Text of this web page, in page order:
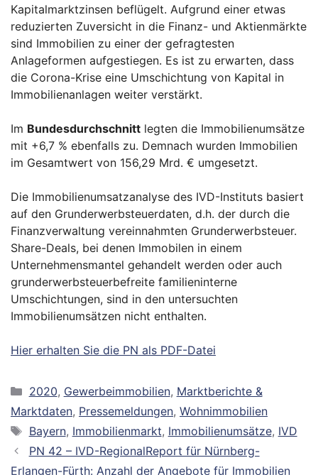
Kapitalmarktzinsen beflügelt. Aufgrund einer etwas
reduzierten Zuversicht in die Finanz- und Aktienmärkte
sind Immobilien zu einer der gefragtesten
Anlageformen aufgestiegen. Es ist zu erwarten, dass
die Corona-Krise eine Umschichtung von Kapital in
Immobilienanlagen weiter verstärkt.
Im Bundesdurchschnitt legten die Immobilienumsätze
mit +6,7 % ebenfalls zu. Demnach wurden Immobilien
im Gesamtwert von 156,29 Mrd. € umgesetzt.
Die Immobilienumsatzanalyse des IVD-Instituts basiert
auf den Grunderwerbsteuerdaten, d.h. der durch die
Finanzverwaltung vereinnahmten Grunderwerbsteuer.
Share-Deals, bei denen Immobilen in einem
Unternehmensmantel gehandelt werden oder auch
grunderwerbsteuerbefreite familieninterne
Umschichtungen, sind in den untersuchten
Immobilienumsätzen nicht enthalten.
Hier erhalten Sie die PN als PDF-Datei
Kategorien
2020, Gewerbeimmobilien, Marktberichte &
Marktdaten, Pressemeldungen, Wohnimmobilien
Schlagwörter
Bayern, Immobilienmarkt, Immobilienumsätze, IVD
PN 42 – IVD-RegionalReport für Nürnberg-
Erlangen-Fürth: Anzahl der Angebote für Immobilien